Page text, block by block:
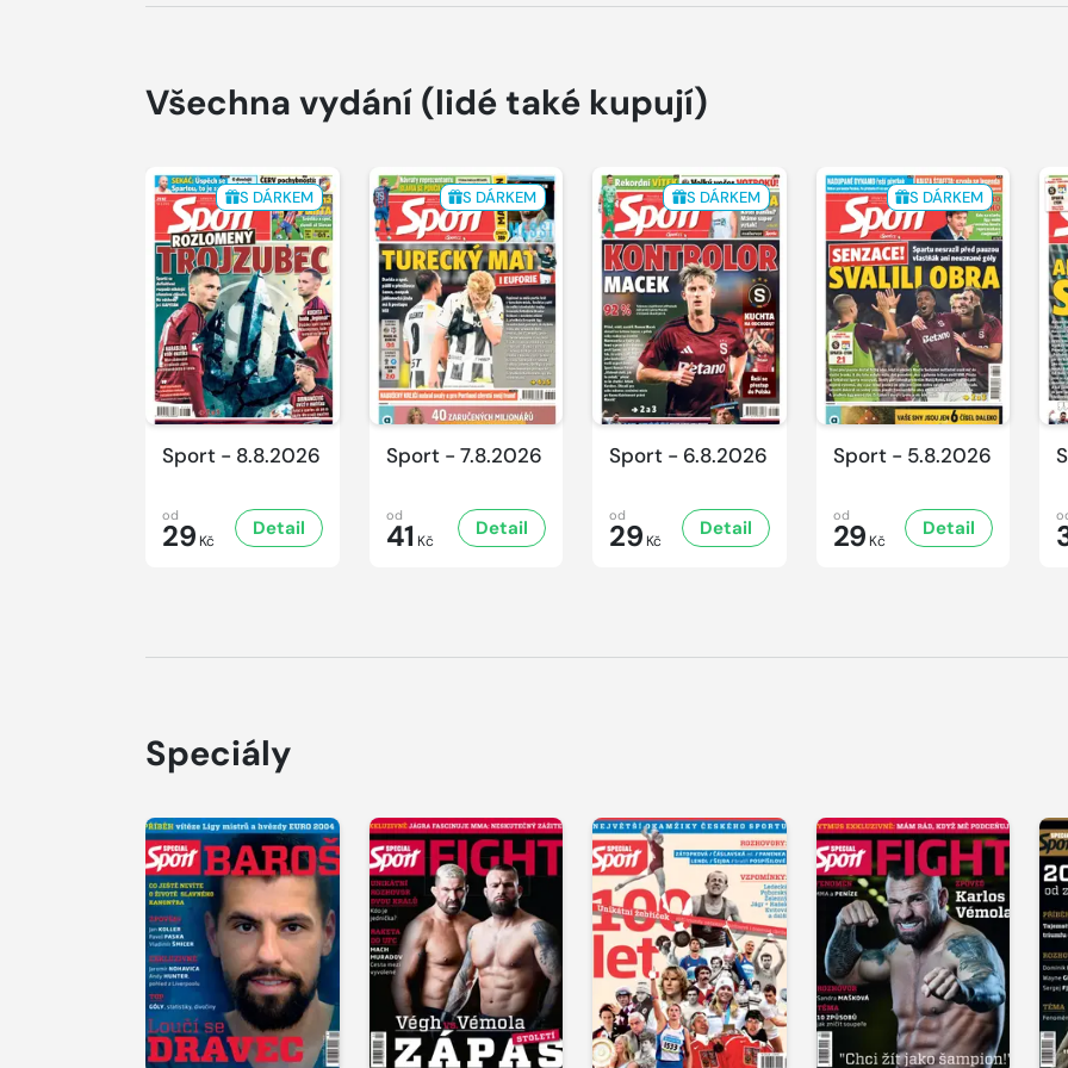
Všechna vydání (lidé také kupují)
S DÁRKEM
Sport - 8.8.2026
od
29 Kč
Detail
S DÁRKEM
Sport - 7.8.2026
od
41 Kč
Detail
S DÁRKEM
Sport - 6.8.2026
od
29 Kč
Detail
S DÁRKEM
Sport - 5.8.2026
od
29 Kč
Detail
Speciály